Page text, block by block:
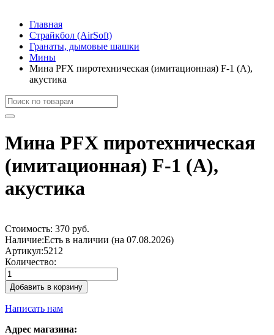
Главная
Страйкбол (AirSoft)
Гранаты, дымовые шашки
Мины
Мина PFX пиротехническая (имитационная) F-1 (А),
акустика
Мина PFX пиротехническая
(имитационная) F-1 (А),
акустика
Стоимость: 370 руб.
Наличие:Есть в наличии (на 07.08.2026)
Артикул:5212
Количество:
Добавить в корзину
Написать нам
Адрес магазина: